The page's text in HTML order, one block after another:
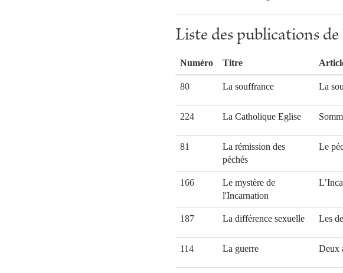
Liste des publications
Numéro Titre
80 La souffrance La
224 La Catholique Eglise
81
La rémission des
péchés
Le
166
Le mystère de
l'Incarnation
187 La différence sexuelle Les
114 La guerre Deux